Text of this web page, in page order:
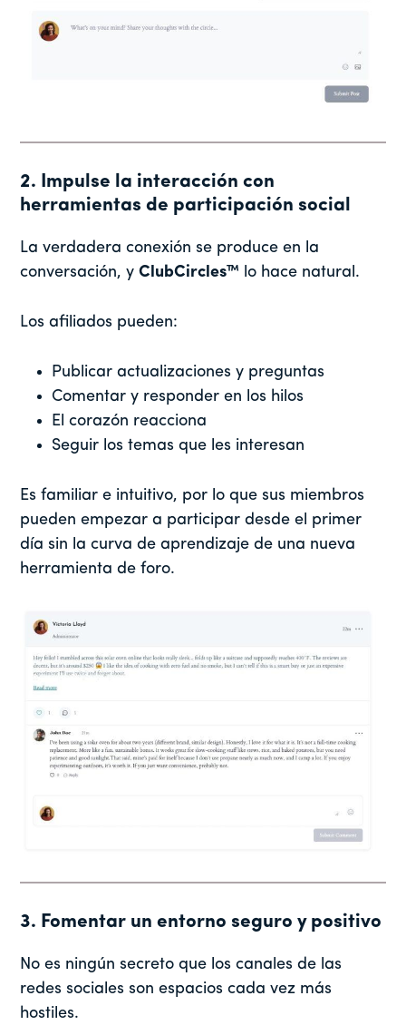
2. Impulse la interacción con
herramientas de participación social
La verdadera conexión se produce en la
conversación, yClubCircles™ lo hace natural.
Los afiliados pueden:
Publicar actualizaciones y preguntas
Comentar y responder en los hilos
El corazón reacciona
Seguir los temas que les interesan
Es familiar e intuitivo, por lo que sus miembros
pueden empezar a participar desde el primer
día sin la curva de aprendizaje de una nueva
herramienta de foro.
3. Fomentar un entorno seguro y positivo
No es ningún secreto que los canales de las
redes sociales son espacios cada vez más
hostiles.